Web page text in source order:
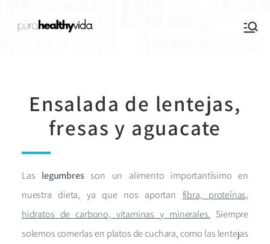
Ensalada de lentejas,
fresas y aguacate
Las legumbresson un alimento importantísimo en
nuestra dieta, ya que nos aportan fibra, proteínas,
hidratos de carbono, vitaminas y minerales. Siempre
solemos comerlas en platos de cuchara, como las lentejas